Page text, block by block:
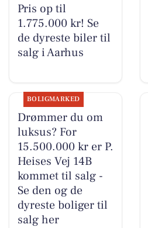
Pris op til
1.775.000 kr! Se
de dyreste biler til
salg i Aarhus
BOLIGMARKED
Drømmer du om
luksus? For
15.500.000 kr er P.
Heises Vej 14B
kommet til salg -
Se den og de
dyreste boliger til
salg her